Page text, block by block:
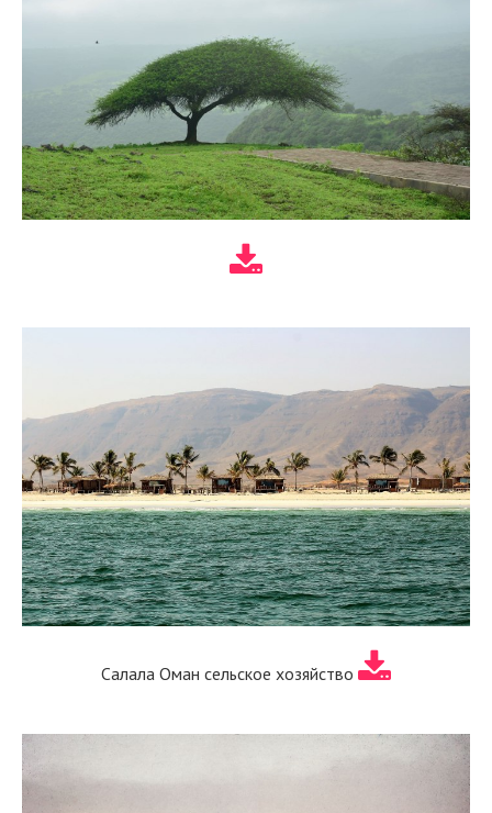
Салала Оман сельское хозяйство